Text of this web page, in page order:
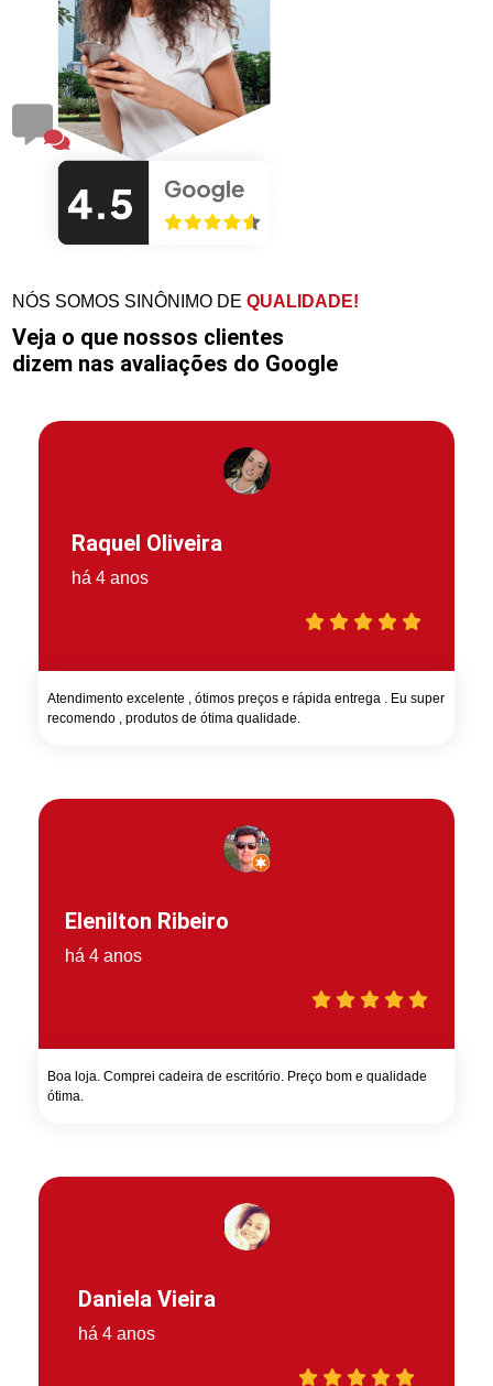
NÓS SOMOS SINÔNIMO DEQUALIDADE!
Veja o que nossos clientes
dizem nas avaliações do Google
Raquel Oliveira
há 4 anos
Atendimento excelente , ótimos preços e rápida entrega . Eu super
recomendo , produtos de ótima qualidade.
Elenilton Ribeiro
há 4 anos
Boa loja. Comprei cadeira de escritório. Preço bom e qualidade
ótima.
Daniela Vieira
há 4 anos